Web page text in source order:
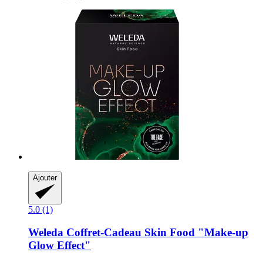
Ajouter
5.0 (1)
Weleda Coffret-​Cadeau Skin Food "Make-​up
Glow Effect"